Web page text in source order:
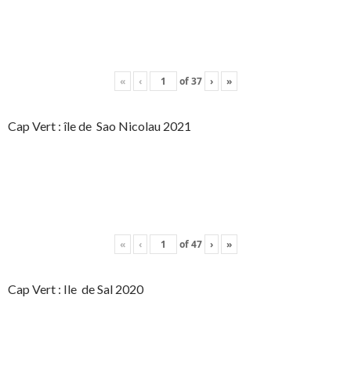
« ‹ of37 › »
Cap Vert : île de Sao Nicolau 2021
« ‹ of47 › »
Cap Vert : Ile de Sal 2020